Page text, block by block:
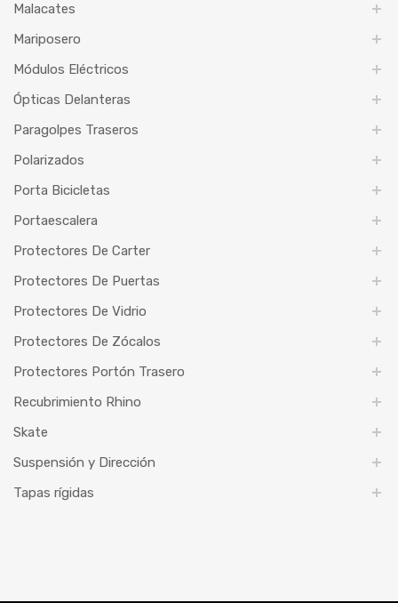
Malacates
Mariposero
Módulos Eléctricos
Ópticas Delanteras
Paragolpes Traseros
Polarizados
Porta Bicicletas
Portaescalera
Protectores De Carter
Protectores De Puertas
Protectores De Vidrio
Protectores De Zócalos
Protectores Portón Trasero
Recubrimiento Rhino
Skate
Suspensión y Dirección
Tapas rígidas